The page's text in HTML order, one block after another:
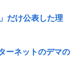
だけ公表した理
ーネットのデマの